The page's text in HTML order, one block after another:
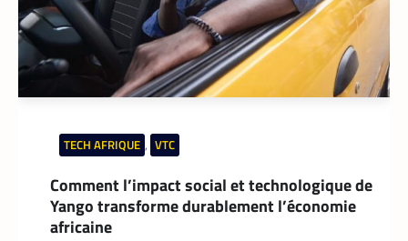
TECH AFRIQUE , VTC
Comment l’impact social et technologique de
Yango transforme durablement l’économie
africaine